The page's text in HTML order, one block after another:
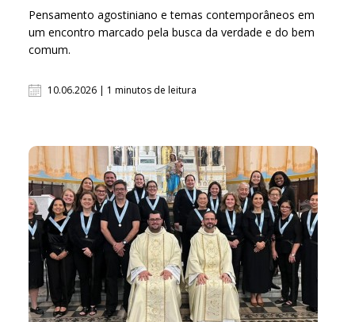
Pensamento agostiniano e temas contemporâneos em
um encontro marcado pela busca da verdade e do bem
comum.
10.06.2026 | 1 minutos de leitura